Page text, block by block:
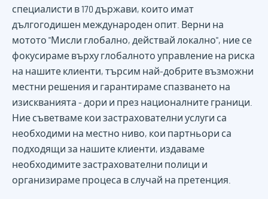
специалисти в 170 държави, които имат
дългогодишен международен опит. Верни на
мотото "Мисли глобално, действай локално", ние се
фокусираме върху глобалното управление на риска
на нашите клиенти, търсим най-добрите възможни
местни решения и гарантираме спазването на
изискванията - дори и през националните граници.
Ние съветваме кои застрахователни услуги са
необходими на местно ниво, кои партньори са
подходящи за нашите клиенти, издаваме
необходимите застрахователни полици и
организираме процеса в случай на претенция.